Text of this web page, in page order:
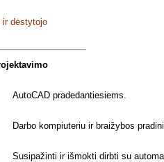
dėstytojo
AutoCAD pradedantiesiems.
Darbo kompiuteriu ir braižybos
Susipažinti ir išmokti dirbti su